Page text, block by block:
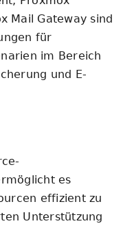
Mail Gateway sind
für
im Bereich
und E-
es
effizient zu
Unterstützung